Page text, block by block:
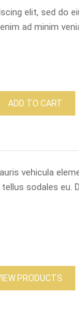
elit, sed do
ad minim
ADD TO CART
vehicula
sodales eu.
PRODUCTS